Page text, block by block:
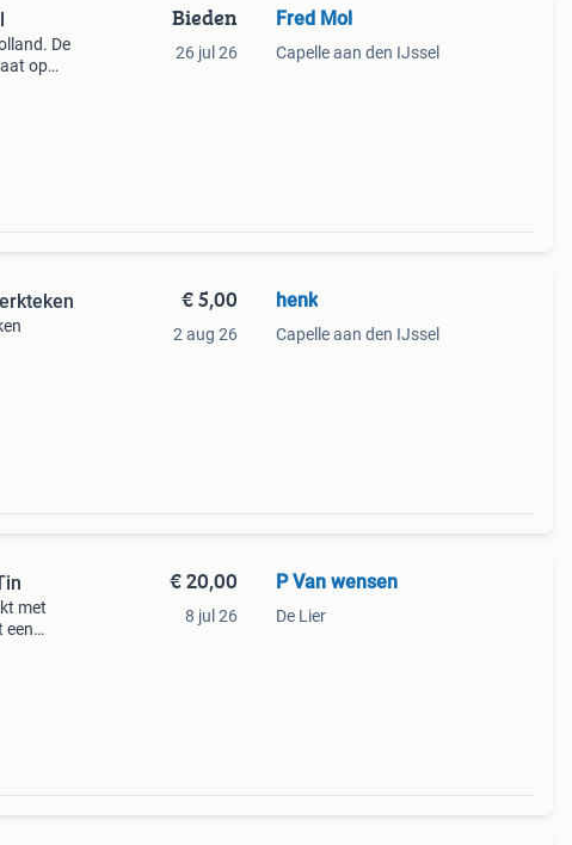
De
op
Bieden
26 jul 26
Fred Mol
Capelle aan den IJssel
€ 5,00
2 aug 26
henk
Capelle aan den IJssel
met
een
€ 20,00
8 jul 26
P Van wensen
De Lier